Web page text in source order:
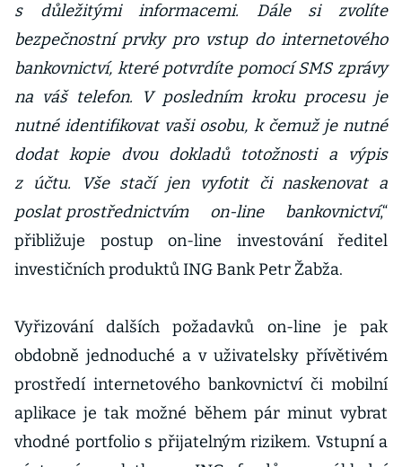
s důležitými informacemi. Dále si zvolíte
bezpečnostní prvky pro vstup do internetového
bankovnictví, které potvrdíte pomocí SMS zprávy
na váš telefon. V posledním kroku procesu je
nutné identifikovat vaši osobu, k čemuž je nutné
dodat kopie dvou dokladů totožnosti a výpis
z účtu. Vše stačí jen vyfotit či naskenovat a
poslat prostřednictvím on-line bankovnictví,“
přibližuje postup on-line investování ředitel
investičních produktů ING Bank Petr Žabža.
Vyřizování dalších požadavků on-line je pak
obdobně jednoduché a v uživatelsky přívětivém
prostředí internetového bankovnictví či mobilní
aplikace je tak možné během pár minut vybrat
vhodné portfolio s přijatelným rizikem. Vstupní a